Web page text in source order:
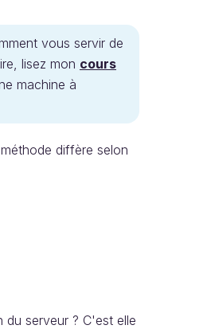
vous servir de
lisez mon cours
machine à
diffère selon
serveur ? C'est elle